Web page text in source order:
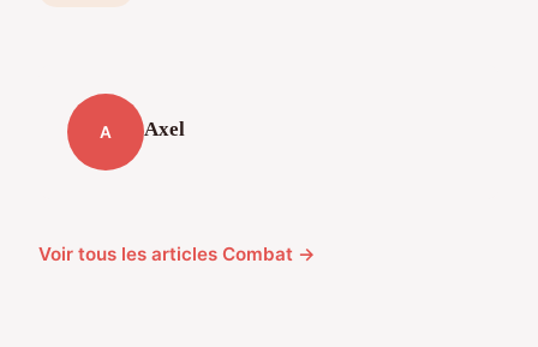
A Axel
Voir tous les articles Combat →